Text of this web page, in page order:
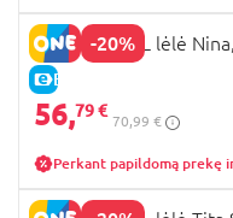
-20%
E-KAINA
NINES D'ONIL lėlė
56,79 €
70,99 €
Perkant papildomą prekę